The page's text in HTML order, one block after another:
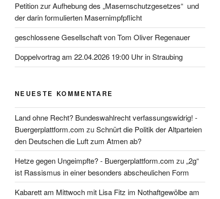
Petition zur Aufhebung des „Masernschutzgesetzes“ und
der darin formulierten Masernimpfpflicht
geschlossene Gesellschaft von Tom Oliver Regenauer
Doppelvortrag am 22.04.2026 19:00 Uhr in Straubing
NEUESTE KOMMENTARE
Land ohne Recht? Bundeswahlrecht verfassungswidrig! -
Buergerplattform.com zuSchnürt die Politik der Altparteien
den Deutschen die Luft zum Atmen ab?
Hetze gegen Ungeimpfte? - Buergerplattform.com zu„2g“
ist Rassismus in einer besonders abscheulichen Form
Kabarett am Mittwoch mit Lisa Fitz im Nothaftgewölbe am